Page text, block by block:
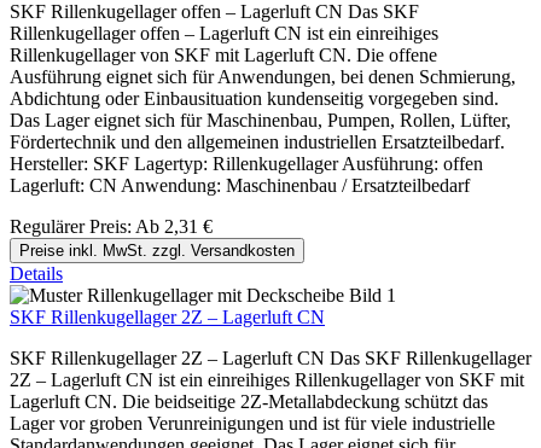
SKF Rillenkugellager offen – Lagerluft CN Das SKF
Rillenkugellager offen – Lagerluft CN ist ein einreihiges
Rillenkugellager von SKF mit Lagerluft CN. Die offene
Ausführung eignet sich für Anwendungen, bei denen Schmierung,
Abdichtung oder Einbausituation kundenseitig vorgegeben sind.
Das Lager eignet sich für Maschinenbau, Pumpen, Rollen, Lüfter,
Fördertechnik und den allgemeinen industriellen Ersatzteilbedarf.
Hersteller: SKF Lagertyp: Rillenkugellager Ausführung: offen
Lagerluft: CN Anwendung: Maschinenbau / Ersatzteilbedarf
Regulärer Preis: Ab 2,31 €
Preise inkl. MwSt. zzgl. Versandkosten
Details
SKF Rillenkugellager 2Z – Lagerluft CN
SKF Rillenkugellager 2Z – Lagerluft CN Das SKF Rillenkugellager
2Z – Lagerluft CN ist ein einreihiges Rillenkugellager von SKF mit
Lagerluft CN. Die beidseitige 2Z-Metallabdeckung schützt das
Lager vor groben Verunreinigungen und ist für viele industrielle